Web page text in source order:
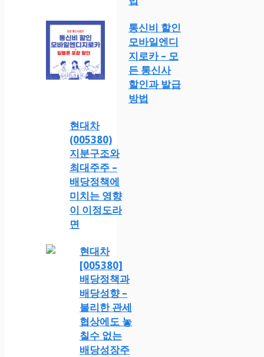
통신비 할인
모바일엔디
지로카 – 모
든 통신사
할인과 발급
방법
현대차
[005380]
배당정책과
배당성향 –
불리한 관세
협상에도 놓
칠수 없는
배당성장주